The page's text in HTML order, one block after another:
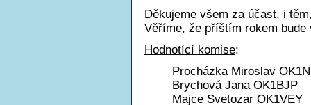
Děkujeme všem za účast, i
Věříme, že příštím rokem
Hodnotící komise:
Procházka Miroslav
Brychová Jana OK1BJP
Majce Svetozar OK1VEY